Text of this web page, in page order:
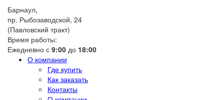
Барнаул,
пр. Рыбозаводской, 24
(Павловский тракт)
Время работы:
Ежедневно с 9:00 до 18:00
О компании
Где купить
Как заказать
Контакты